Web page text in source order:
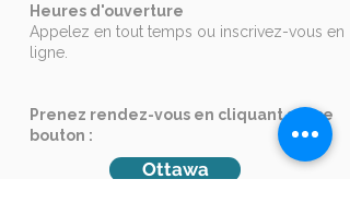
Heures d'ouverture
Appelez en tout temps ou inscrivez-vous en
ligne.
Prenez rendez-vous en cliquant sur ce
bouton :
Ottawa